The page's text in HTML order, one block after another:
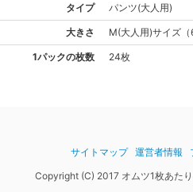
タイプ パンツ(大人用)
大きさ M(大人用)サイズ （
1パックの枚数 24枚
サイトマップ 運営者情報
Copyright (C) 2017 オムツ1枚あた